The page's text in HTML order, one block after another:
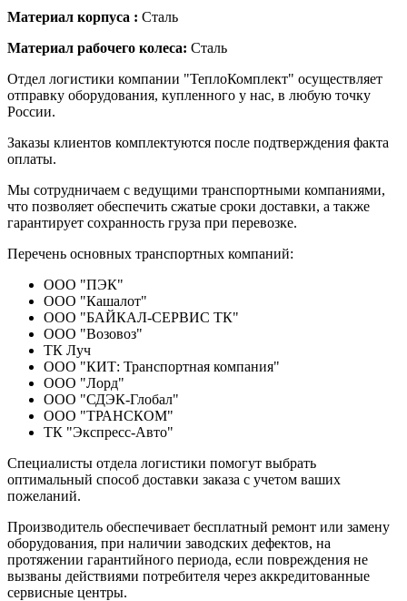
Материал корпуса : Сталь
Материал рабочего колеса: Сталь
Отдел логистики компании "ТеплоКомплект" осуществляет
отправку оборудования, купленного у нас, в любую точку
России.
Заказы клиентов комплектуются после подтверждения факта
оплаты.
Мы сотрудничаем с ведущими транспортными компаниями,
что позволяет обеспечить сжатые сроки доставки, а также
гарантирует сохранность груза при перевозке.
Перечень основных транспортных компаний:
ООО "ПЭК"
ООО "Кашалот"
ООО "БАЙКАЛ-СЕРВИС ТК"
ООО "Возовоз"
ТК Луч
ООО "КИТ: Транспортная компания"
ООО "Лорд"
ООО "СДЭК-Глобал"
ООО "ТРАНСКОМ"
ТК "Экспресс-Авто"
Специалисты отдела логистики помогут выбрать
оптимальный способ доставки заказа с учетом ваших
пожеланий.
Производитель обеспечивает бесплатный ремонт или замену
оборудования, при наличии заводских дефектов, на
протяжении гарантийного периода, если повреждения не
вызваны действиями потребителя через аккредитованные
сервисные центры.